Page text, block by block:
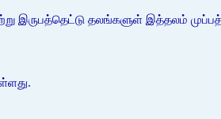
இருபத்தெட்டு தலங்களுள் இத்தலம்